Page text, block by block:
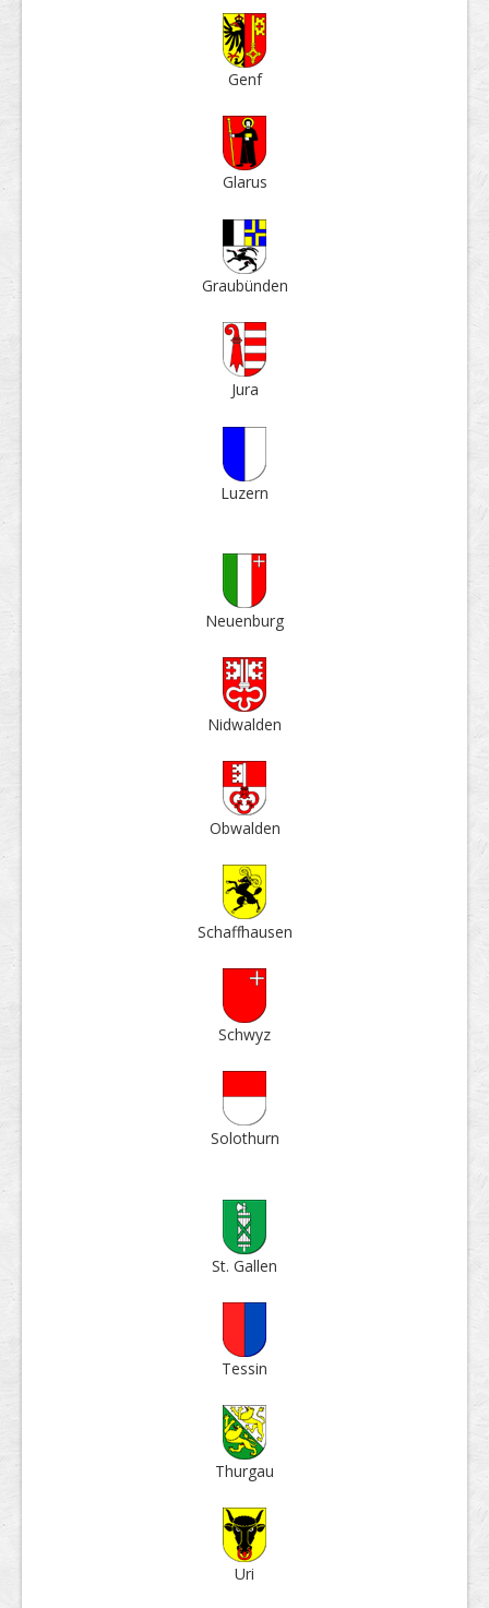
Genf
Glarus
Grau­bün­den
Jura
Luzern
Neuen­burg
Nid­walden
Ob­walden
Schaff­hausen
Schwyz
Solo­thurn
St. Gallen
Tessin
Thur­gau
Uri